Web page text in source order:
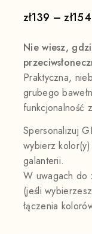
zł139 –zł154
Nie wiesz,
Praktyczna,
grubego
funkcjonalność
Spersonalizuj
wybierz
galanterii.
W uwagach do
(jeśli
łączenia